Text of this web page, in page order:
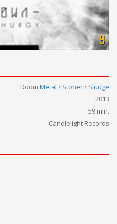
9
Doom Metal / Stoner / Sludge
2013
59 min.
Candlelight Records